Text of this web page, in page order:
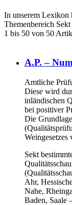
In unserem Lexikon
Themenbereich
1 bis 50 von 50
A.P. –
Amtliche
Diese wird
inländischen
bei positiver
Die
Sekt
Ahr,
Nahe,
Baden, Saale